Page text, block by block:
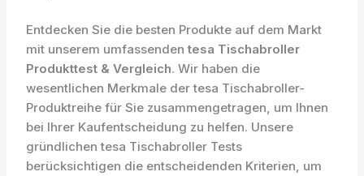
Entdecken Sie die besten Produkte auf dem Markt
mit unserem umfassendentesa Tischabroller
Produkttest & Vergleich. Wir haben die
wesentlichen Merkmale der tesa Tischabroller-
Produktreihe für Sie zusammengetragen, um Ihnen
bei Ihrer Kaufentscheidung zu helfen. Unsere
gründlichen tesa Tischabroller Tests
berücksichtigen die entscheidenden Kriterien, um